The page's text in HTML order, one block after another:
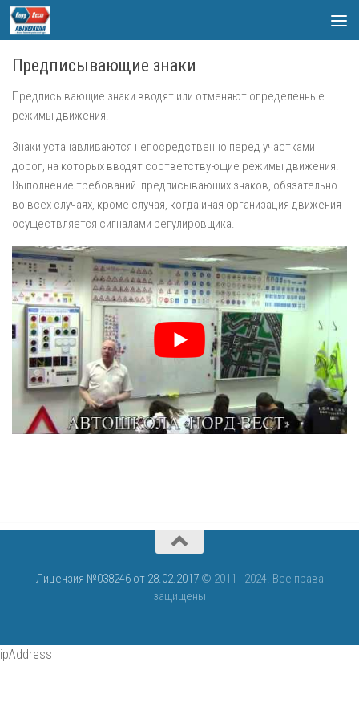
Skip to content
Предписывающие знаки
Предписывающие знаки вводят или отменяют определенные
режимы движения.
Знаки устанавливаются непосредственно перед участками
дорог, на которых вводят соответствующие режимы движения.
Выполнение требований предписывающих знаков, обязательно
во всех случаях, кроме случая, когда иная организация движения
осуществляется сигналами регулировщика.
Лицензия №038246 от 28.02.2017© 2011 - 2024. Все права
защищены
ipAddress